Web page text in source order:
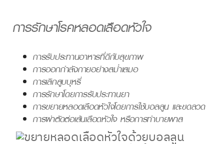
การรักษาโรคหลอดเลือดหัวใจ
การรับประทานอาหารที่ดีกับสุขภาพ
การออกกำลังกายอย่างสม่ำเสมอ
การเลิกสูบบุหรี่
การรักษาโดยการรับประทานยา
การขยายหลอดเลือดหัวใจโดยการใช้บอลลูน และขดลวด
การผ่าตัดต่อเส้นเลือดหัวใจ หรือการทำบายพาส